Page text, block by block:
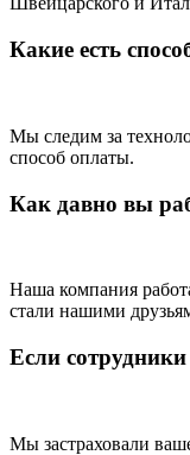
Какие есть
Мы следим за
способ оплаты.
Как давно вы
Наша компания
стали нашими
Если
Мы застраховали